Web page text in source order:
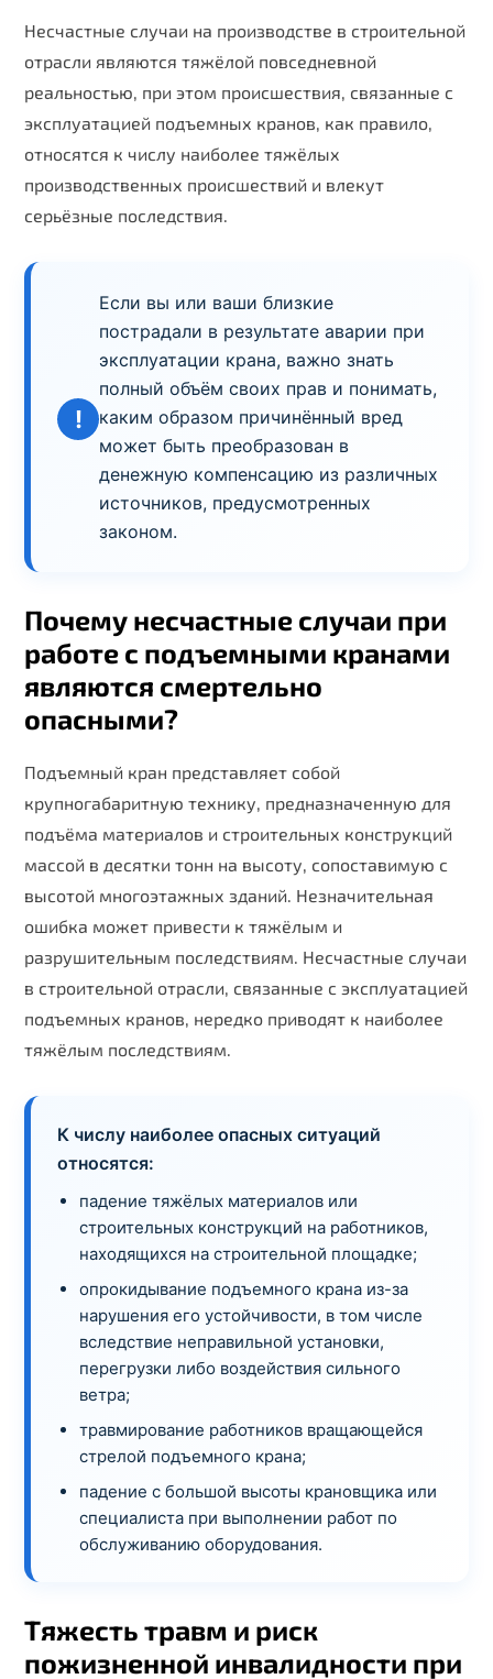
Несчастные случаи на производстве в строительной
отрасли являются тяжёлой повседневной
реальностью, при этом происшествия, связанные с
эксплуатацией подъемных кранов, как правило,
относятся к числу наиболее тяжёлых
производственных происшествий и влекут
серьёзные последствия.
!
Если вы или ваши близкие
пострадали в результате аварии при
эксплуатации крана, важно знать
полный объём своих прав и понимать,
каким образом причинённый вред
может быть преобразован в
денежную компенсацию из различных
источников, предусмотренных
законом.
Почему несчастные случаи при
работе с подъемными кранами
являются смертельно
опасными?
Подъемный кран представляет собой
крупногабаритную технику, предназначенную для
подъёма материалов и строительных конструкций
массой в десятки тонн на высоту, сопоставимую с
высотой многоэтажных зданий. Незначительная
ошибка может привести к тяжёлым и
разрушительным последствиям. Несчастные случаи
в строительной отрасли, связанные с эксплуатацией
подъемных кранов, нередко приводят к наиболее
тяжёлым последствиям.
К числу наиболее опасных ситуаций
относятся:
падение тяжёлых материалов или
строительных конструкций на работников,
находящихся на строительной площадке;
опрокидывание подъемного крана из-за
нарушения его устойчивости, в том числе
вследствие неправильной установки,
перегрузки либо воздействия сильного
ветра;
травмирование работников вращающейся
стрелой подъемного крана;
падение с большой высоты крановщика или
специалиста при выполнении работ по
обслуживанию оборудования.
Тяжесть травм и риск
пожизненной инвалидности при